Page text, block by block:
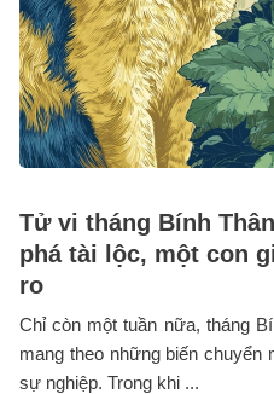
Tử vi tháng Bính
phá tài lộc, một con
ro
Chỉ còn một tuần nữa, tháng
mang theo những biến chuyển
sự nghiệp. Trong khi ...